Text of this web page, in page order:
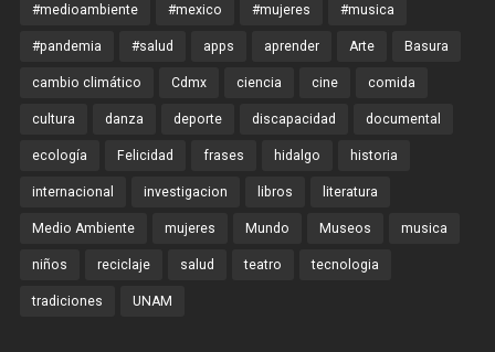
#medioambiente #mexico #mujeres #musica
#pandemia #salud apps aprender Arte Basura
cambio climático Cdmx ciencia cine comida
cultura danza deporte discapacidad documental
ecología Felicidad frases hidalgo historia
internacional investigacion libros literatura
Medio Ambiente mujeres Mundo Museos musica
niños reciclaje salud teatro tecnologia
tradiciones UNAM